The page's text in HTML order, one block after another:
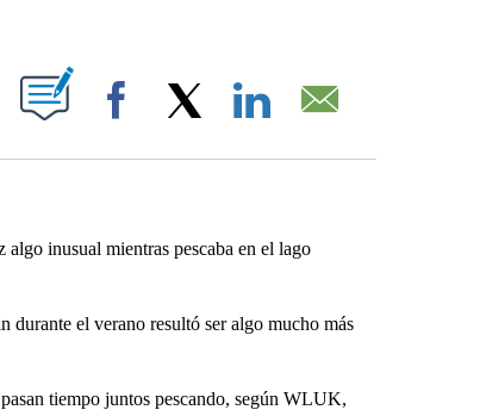
PAGES ON "".
Facebook
inusual mientras pescaba en el lago
durante el verano resultó ser algo mucho más
tiempo juntos pescando, según WLUK,